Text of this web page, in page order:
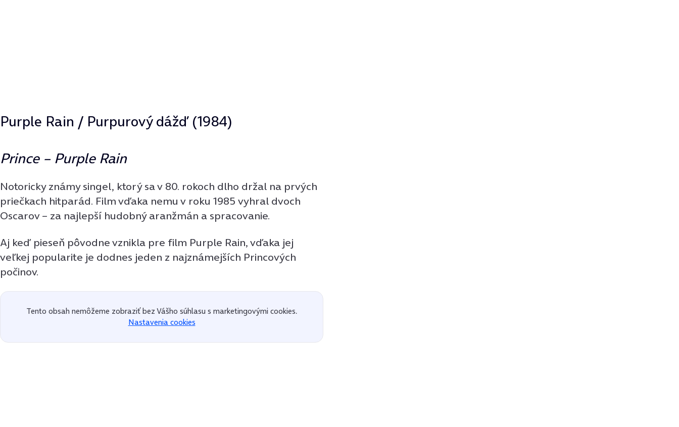
Purple Rain / Purpurový dážď (1984)
Prince – Purple Rain
Notoricky známy singel, ktorý sa v 80. rokoch dlho držal na prvých
priečkach hitparád. Film vďaka nemu v roku 1985 vyhral dvoch
Oscarov – za najlepší hudobný aranžmán a spracovanie.
Aj keď pieseň pôvodne vznikla pre film Purple Rain, vďaka jej
veľkej popularite je dodnes jeden z najznámejších Princových
počinov.
Tento obsah nemôžeme zobraziť bez Vášho súhlasu s marketingovými cookies.
Nastavenia cookies